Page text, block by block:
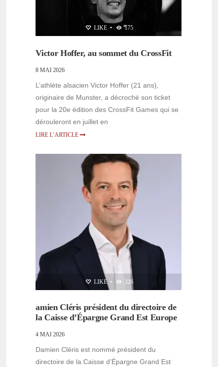
LIKE • 175
Victor Hoffer, au sommet du CrossFit
8 MAI 2026
L’athlète alsacien Victor Hoffer (21 ans),
originaire de Munster, a décroché son ticket
pour la 20e édition des CrossFit Games qui se
dérouleront en juillet en
LIRE L’ARTICLE PERSONNALITÉS
LIKE • 326
amien Cléris président du directoire de
la Caisse d’Épargne Grand Est Europe
4 MAI 2026
Damien Cléris est nommé président du
directoire de la Caisse d’Épargne Grand Est